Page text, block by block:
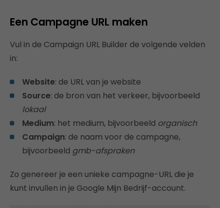
Een Campagne URL maken
Vul in de Campaign URL Builder de volgende velden
in:
Website: de URL van je website
Source: de bron van het verkeer, bijvoorbeeld
lokaal
Medium: het medium, bijvoorbeeld organisch
Campaign: de naam voor de campagne,
bijvoorbeeld gmb-afspraken
Zo genereer je een unieke campagne-URL die je
kunt invullen in je Google Mijn Bedrijf-account.